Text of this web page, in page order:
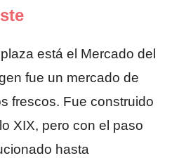
está el Mercado del
fue un mercado de
frescos. Fue construido
XIX, pero con el paso
hasta